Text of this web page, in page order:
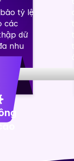
tỷ lệ
các
dữ
nhu